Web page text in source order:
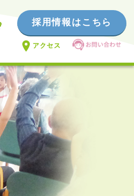
採用情報はこちら